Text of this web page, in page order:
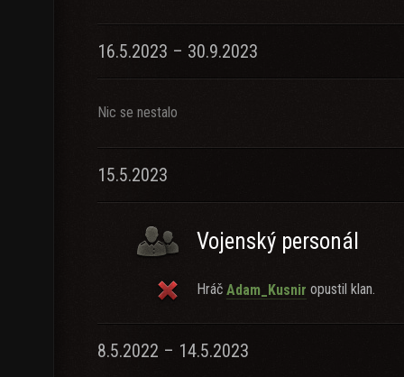
16.5.2023 – 30.9.2023
Nic se nestalo
15.5.2023
Vojenský personál
Hráč Adam_Kusnir opustil klan.
8.5.2022 – 14.5.2023